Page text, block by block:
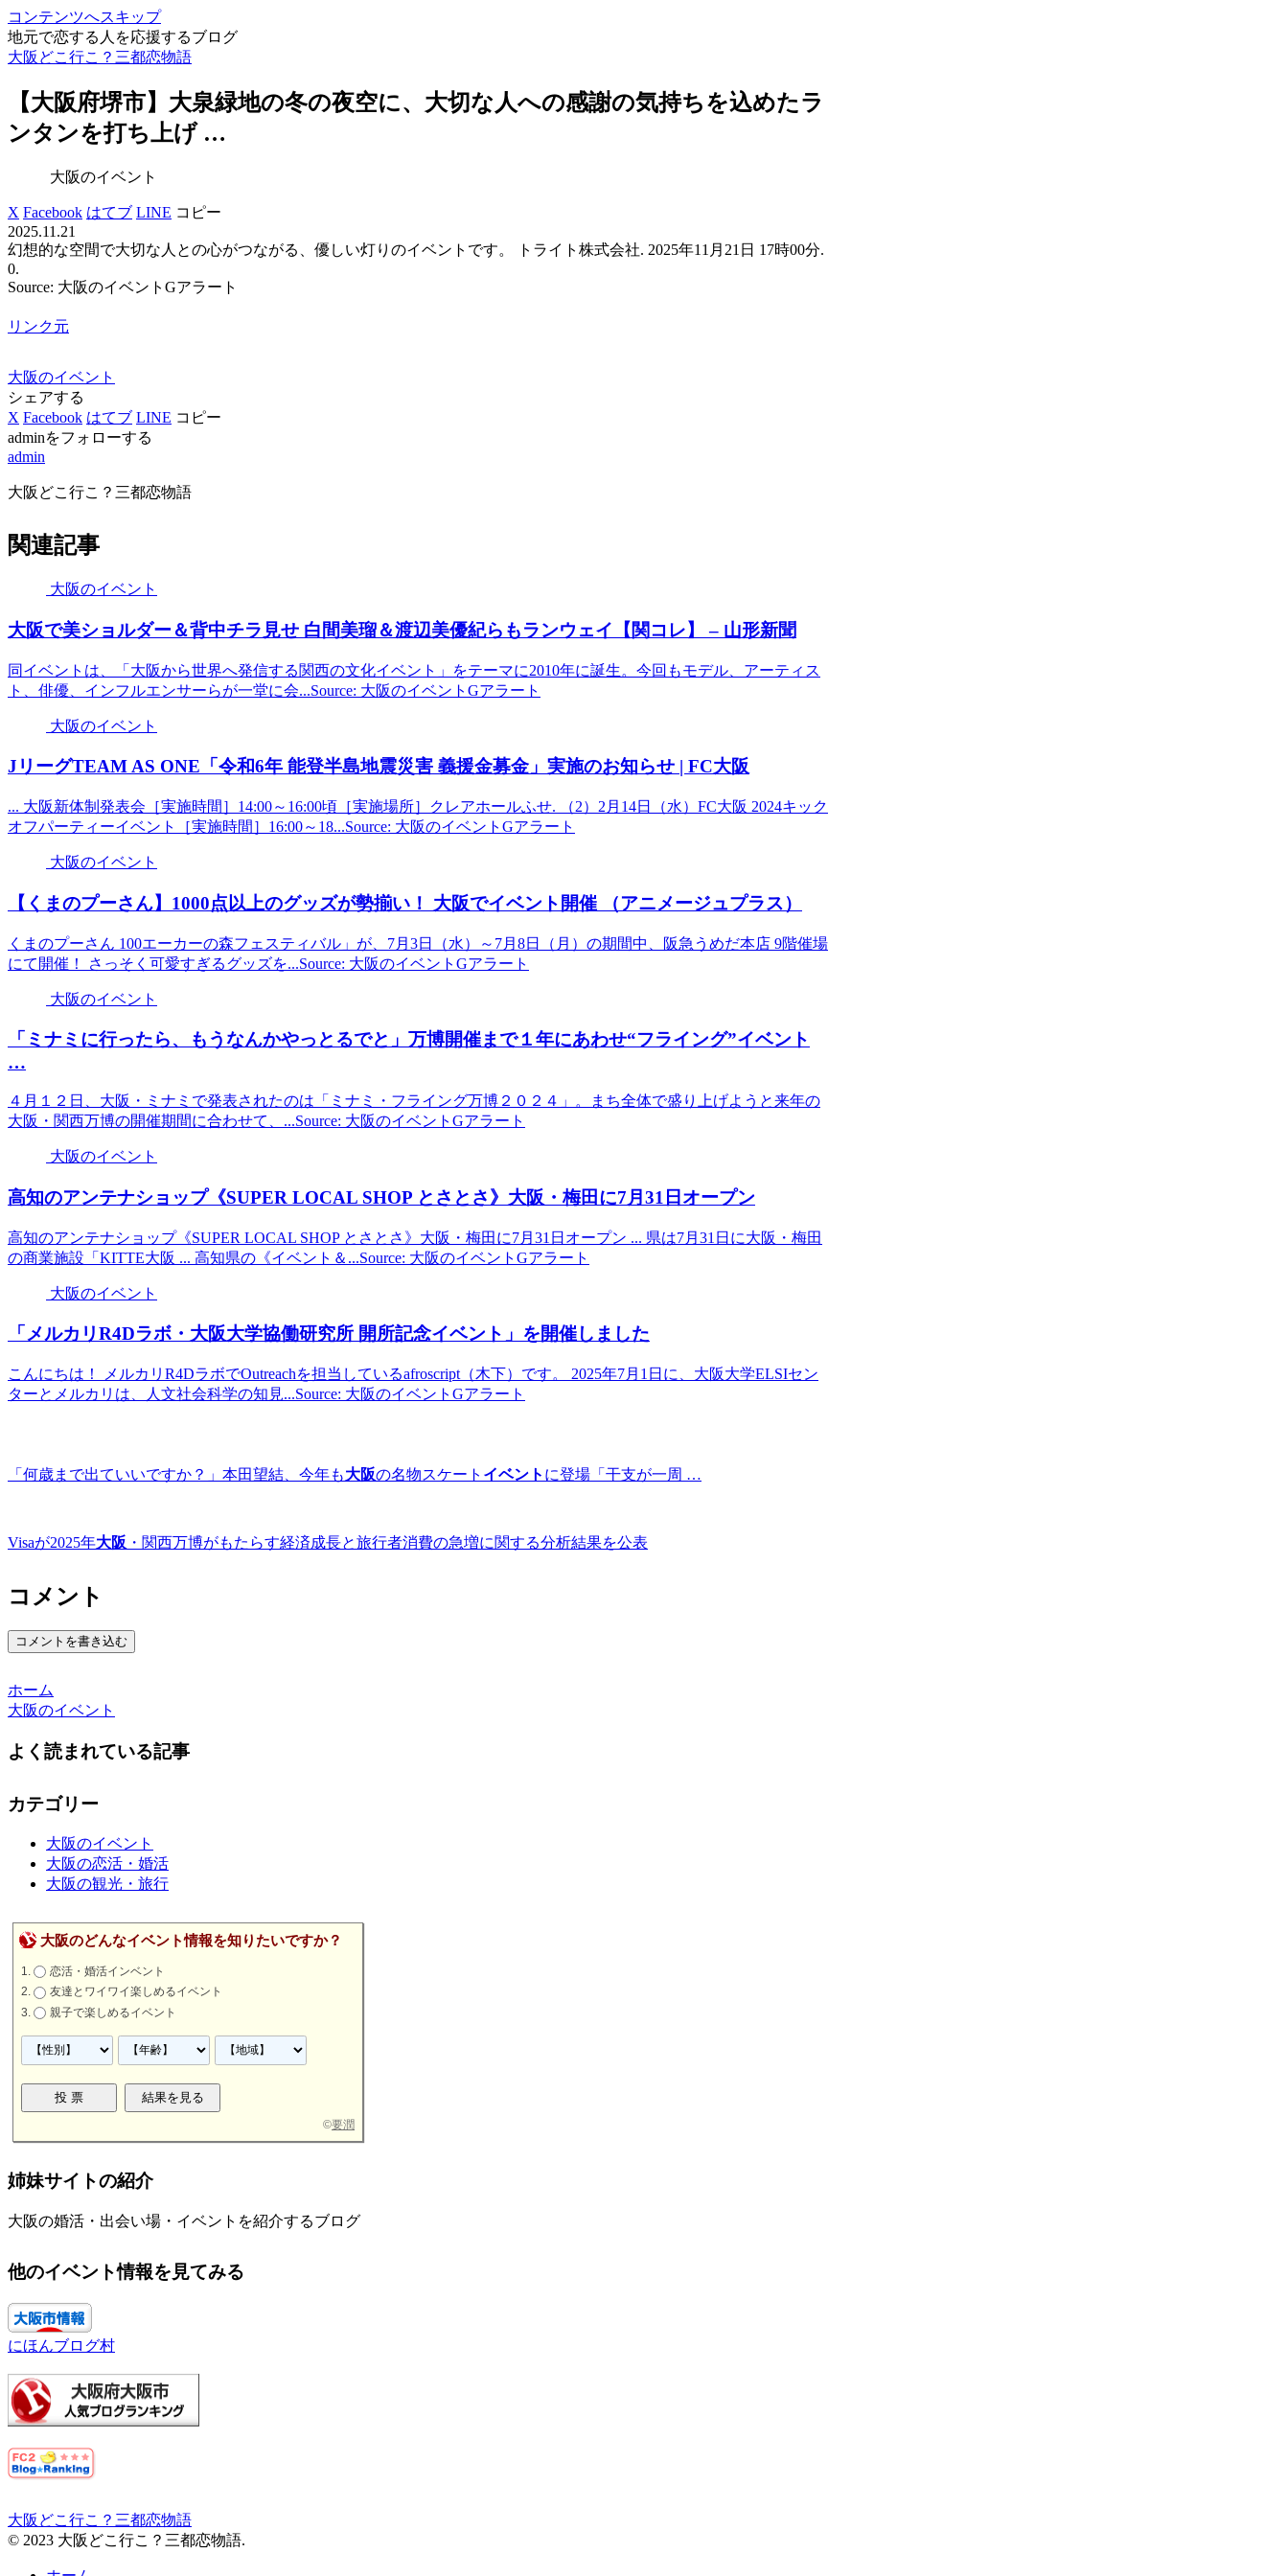
コンテンツへスキップ
地元で恋する人を応援するブログ
大阪どこ行こ？三都恋物語
【大阪府堺市】大泉緑地の冬の夜空に、大切な人への感謝の気持ちを込めたラ
ンタンを打ち上げ …
大阪のイベント
X Facebook はてブ LINE コピー
2025.11.21
幻想的な空間で大切な人との心がつながる、優しい灯りのイベントです。 トライト株式会社. 2025年11月21日 17時00分.
0.
Source: 大阪のイベントGアラート
リンク元
大阪のイベント
シェアする
X Facebook はてブ LINE コピー
adminをフォローする
admin
大阪どこ行こ？三都恋物語
関連記事
大阪のイベント
大阪で美ショルダー＆背中チラ見せ 白間美瑠＆渡辺美優紀らもランウェイ【関コレ】 – 山形新聞
同イベントは、「大阪から世界へ発信する関西の文化イベント」をテーマに2010年に誕生。今回もモデル、アーティス
ト、俳優、インフルエンサーらが一堂に会...Source: 大阪のイベントGアラート
大阪のイベント
JリーグTEAM AS ONE「令和6年 能登半島地震災害 義援金募金」実施のお知らせ | FC大阪
... 大阪新体制発表会［実施時間］14:00～16:00頃［実施場所］クレアホールふせ. （2）2月14日（水）FC大阪 2024キック
オフパーティーイベント［実施時間］16:00～18...Source: 大阪のイベントGアラート
大阪のイベント
【くまのプーさん】1000点以上のグッズが勢揃い！ 大阪でイベント 開催 （アニメージュプラス）
くまのプーさん 100エーカーの森フェスティバル」が、7月3日（水）～7月8日（月）の期間中、阪急うめだ本店 9階催場
にて開催！ さっそく可愛すぎるグッズを...Source: 大阪のイベントGアラート
大阪のイベント
「ミナミに行ったら、もうなんかやっとるでと」万博開催まで１年にあわせ“フライング”イベント
…
４月１２日、大阪・ミナミで発表されたのは「ミナミ・フライング万博２０２４」。まち全体で盛り上げようと来年の
大阪・関西万博の開催期間に合わせて、...Source: 大阪のイベントGアラート
大阪のイベント
高知のアンテナショップ《SUPER LOCAL SHOP とさとさ》 大阪 ・梅田に7月31日オープン
高知のアンテナショップ《SUPER LOCAL SHOP とさとさ》大阪・梅田に7月31日オープン ... 県は7月31日に大阪・梅田
の商業施設「KITTE大阪 ... 高知県の《イベント＆...Source: 大阪のイベントGアラート
大阪のイベント
「メルカリR4Dラボ・ 大阪大学協働研究所 開所記念イベント 」を開催しました
こんにちは！ メルカリR4DラボでOutreachを担当しているafroscript（木下）です。 2025年7月1日に、大阪大学ELSIセン
ターとメルカリは、人文社会科学の知見...Source: 大阪のイベントGアラート
「何歳まで出ていいですか？」本田望結、今年も大阪の名物スケート イベント に登場「干支が一周 …
Visaが2025年大阪 ・関西万博がもたらす経済成長と旅行者消費の急増に関する分析結果を公表
コメント
コメントを書き込む
ホーム
大阪のイベント
よく読まれている記事
カテゴリー
大阪のイベント
大阪の恋活・婚活
大阪の観光・旅行
大阪のどんなイベント情報を知りたいですか？
恋活・婚活インベント
友達とワイワイ楽しめるイベント
親子で楽しめるイベント
©要潤
姉妹サイトの紹介
大阪の婚活・出会い場・イベントを紹介するブログ
他のイベント情報を見てみる
にほんブログ村
大阪どこ行こ？三都恋物語
© 2023 大阪どこ行こ？三都恋物語.